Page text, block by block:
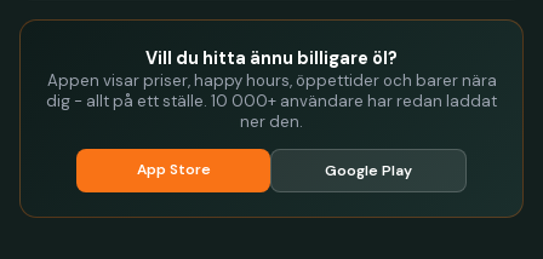
Vill du hitta ännu billigare öl?
Appen visar priser, happy hours, öppettider och barer nära
dig - allt på ett ställe. 10 000+ användare har redan laddat
ner den.
App Store Google Play